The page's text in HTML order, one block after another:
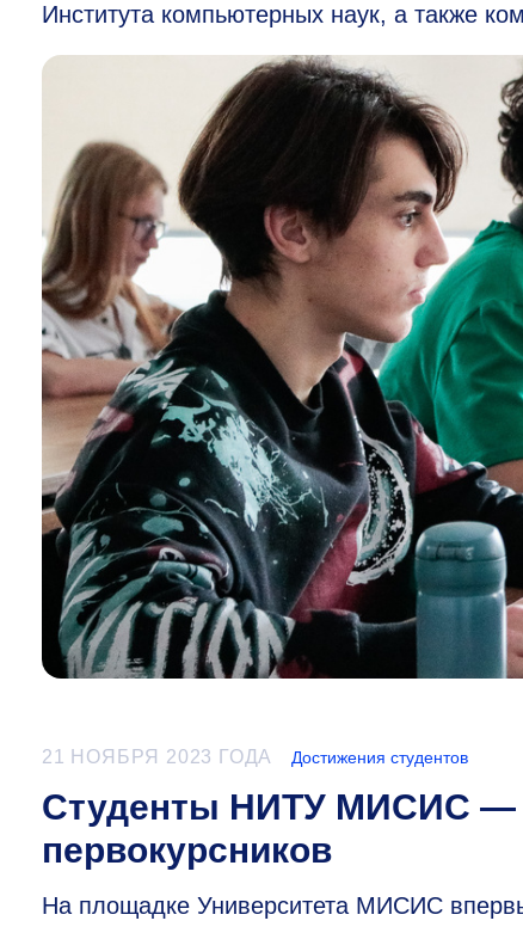
Института компьютерных наук, а также
21 НОЯБРЯ 2023 ГОДА Достижения студентов
Студенты НИТУ МИСИС —
первокурсников
На площадке Университета МИСИС